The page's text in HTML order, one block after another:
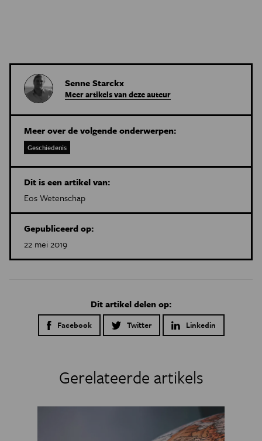
Senne Starckx
Meer artikels van deze auteur
Meer over de volgende onderwerpen:
Geschiedenis
Dit is een artikel van:
Eos Wetenschap
Gepubliceerd op:
22 mei 2019
Dit artikel delen op:
Facebook Twitter Linkedin
Gerelateerde artikels